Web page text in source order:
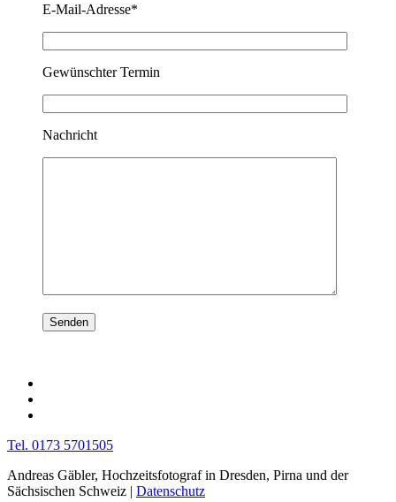
E-Mail-Adresse*
Gewünschter Termin
Nachricht
Tel. 0173 5701505
Andreas Gäbler, Hochzeitsfotograf in Dresden, Pirna und der
Sächsischen Schweiz | Datenschutz